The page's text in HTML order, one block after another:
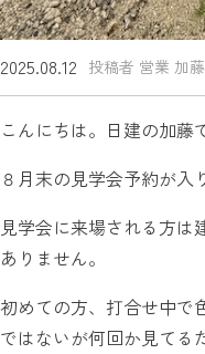
2025.08.12 投稿者 営業 加藤
こんにちは。日建の加藤
８月末の見学会予約が入
見学会に来場される方は
ありません。
初めての方、打合せ中で
ではないが何回か見てる